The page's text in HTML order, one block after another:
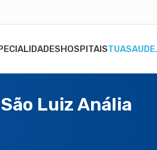
HOSPITAIS
Luiz Anália